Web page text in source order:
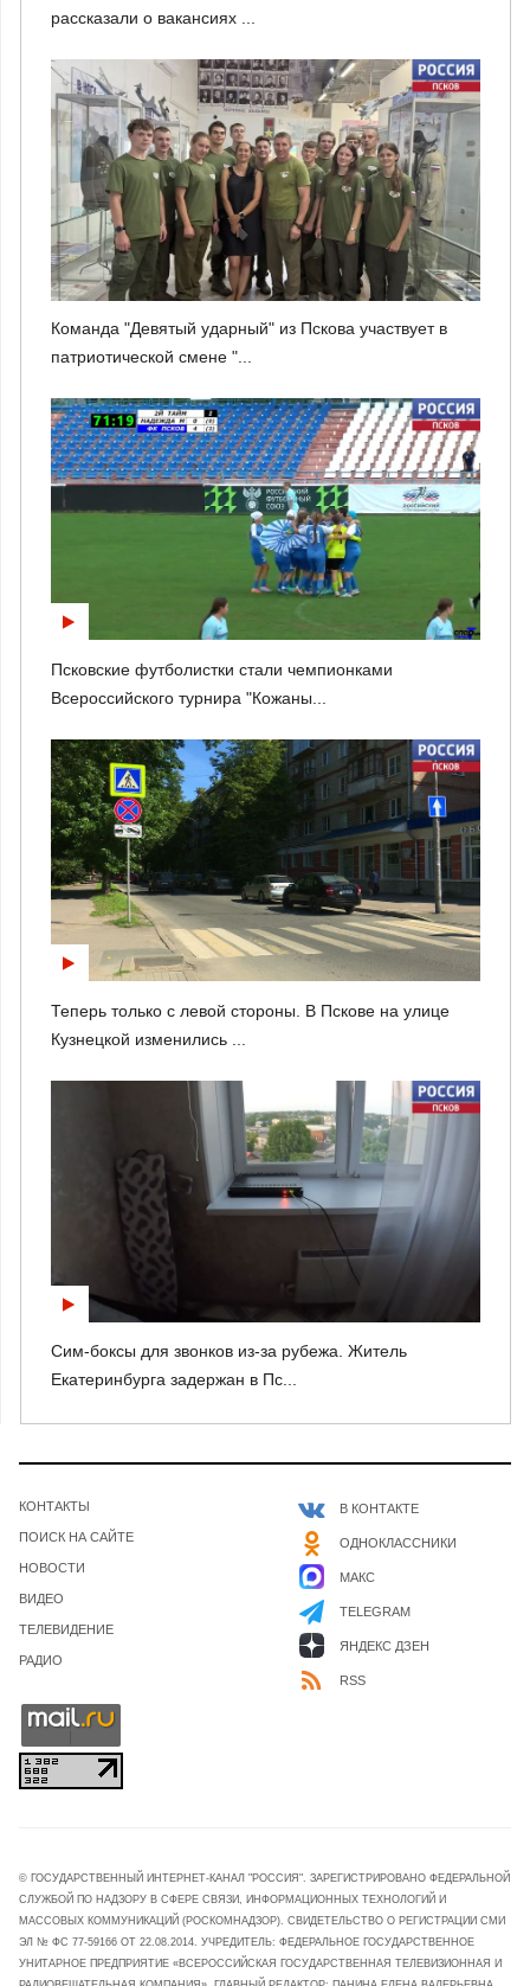
рассказали о вакансиях ...
Команда "Девятый ударный" из Пскова участвует в
патриотической смене "...
Псковские футболистки стали чемпионками
Всероссийского турнира "Кожаны...
Теперь только с левой стороны. В Пскове на улице
Кузнецкой изменились ...
Сим-боксы для звонков из-за рубежа. Житель
Екатеринбурга задержан в Пс...
КОНТАКТЫ
ПОИСК НА САЙТЕ
НОВОСТИ
ВИДЕО
ТЕЛЕВИДЕНИЕ
РАДИО
В КОНТАКТЕ
ОДНОКЛАССНИКИ
МАКС
TELEGRAM
ЯНДЕКС ДЗЕН
RSS
© ГОСУДАРСТВЕННЫЙ ИНТЕРНЕТ-КАНАЛ "РОССИЯ". ЗАРЕГИСТРИРОВАНО ФЕДЕРАЛЬНОЙ
СЛУЖБОЙ ПО НАДЗОРУ В СФЕРЕ СВЯЗИ, ИНФОРМАЦИОННЫХ ТЕХНОЛОГИЙ И
МАССОВЫХ КОММУНИКАЦИЙ (РОСКОМНАДЗОР). СВИДЕТЕЛЬСТВО О РЕГИСТРАЦИИ СМИ
ЭЛ № ФС 77-59166 ОТ 22.08.2014. УЧРЕДИТЕЛЬ: ФЕДЕРАЛЬНОЕ ГОСУДАРСТВЕННОЕ
УНИТАРНОЕ ПРЕДПРИЯТИЕ «ВСЕРОССИЙСКАЯ ГОСУДАРСТВЕННАЯ ТЕЛЕВИЗИОННАЯ И